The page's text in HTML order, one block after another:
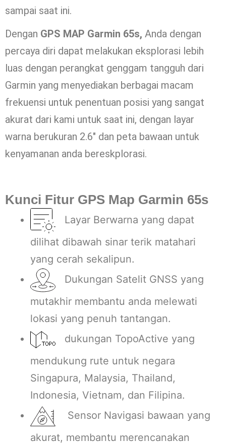
sampai saat ini.
Dengan GPS MAP Garmin 65s, Anda dengan
percaya diri dapat melakukan eksplorasi lebih
luas dengan perangkat genggam tangguh dari
Garmin yang menyediakan berbagai macam
frekuensi untuk penentuan posisi yang sangat
akurat dari kami untuk saat ini, dengan layar
warna berukuran 2.6″ dan peta bawaan untuk
kenyamanan anda bereskplorasi.
Kunci Fitur GPS Map Garmin 65s
Layar Berwarna yang dapat
dilihat dibawah sinar terik matahari
yang cerah sekalipun.
Dukungan Satelit GNSS yang
mutakhir membantu anda melewati
lokasi yang penuh tantangan.
dukungan TopoActive yang
mendukung rute untuk negara
Singapura, Malaysia, Thailand,
Indonesia, Vietnam, dan Filipina.
Sensor Navigasi bawaan yang
akurat, membantu merencanakan